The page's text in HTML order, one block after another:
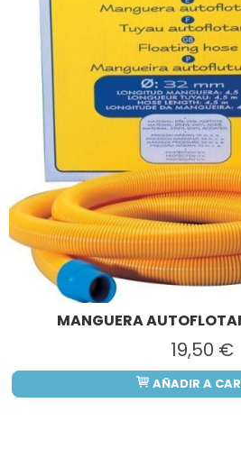
MANGUERA
19,50 €
AÑADIR A